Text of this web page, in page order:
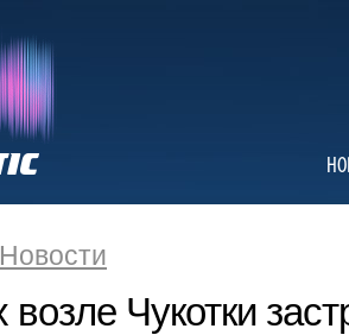
Новости
Чукотки